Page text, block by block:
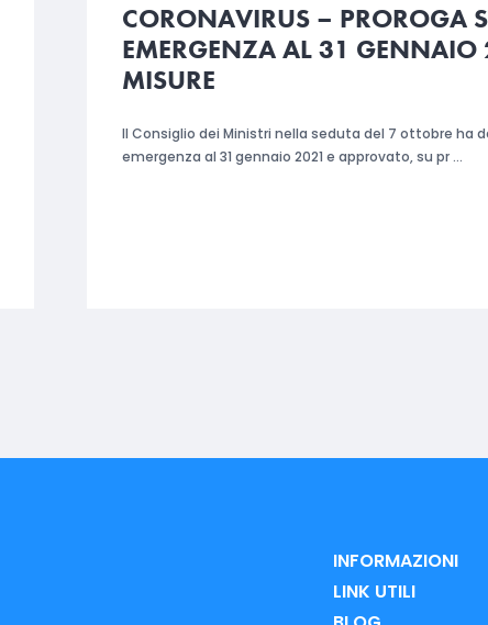
CORONAVIRUS – PROROGA
EMERGENZA AL 31
MISURE
Il Consiglio dei Ministri nella seduta del 7 ottobre ha
emergenza al 31 gennaio 2021 e approvato, su pr …
INFORMAZIONI
LINK UTILI